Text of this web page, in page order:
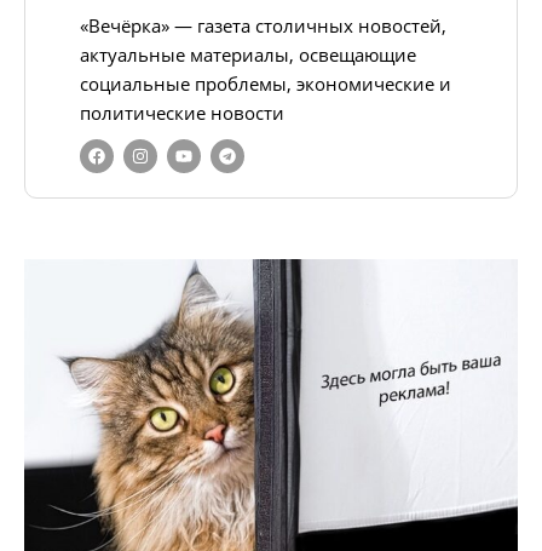
«Вечёрка» — газета столичных новостей,
актуальные материалы, освещающие
социальные проблемы, экономические и
политические новости